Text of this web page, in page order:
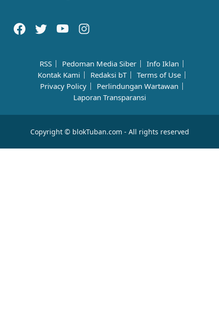
RSS Pedoman Media Siber
Info Iklan
Kontak Kami
Redaksi bT
Terms of Use
Privacy Policy
Perlindungan Wartawan
Laporan Transparansi
Copyright © blokTuban.com - All rights reserved